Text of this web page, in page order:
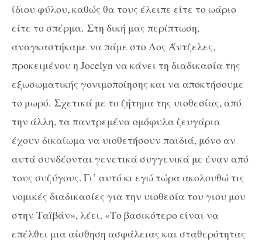
ίδιου φύλου, καθώς θα τους έλειπε είτε το ωάριο
είτε το σπέρμα. Στη δική μας περίπτωση,
αναγκαστήκαμε να πάμε στο Λος Άντζελες,
προκειμένου η Jocelyn να κάνει τη διαδικασία της
εξωσωματικής γονιμοποίησης και να αποκτήσουμε
το μωρό. Σχετικά με το ζήτημα της υιοθεσίας, από
την άλλη, τα παντρεμένα ομόφυλα ζευγάρια
έχουν δικαίωμα να υιοθετήσουν παιδιά, μόνο αν
αυτά συνδέονται γενετικά συγγενικά με έναν από
τους συζύγους. Γι’ αυτό κι εγώ τώρα ακολουθώ τις
νομικές διαδικασίες για την υιοθεσία του γιου μου
στην Ταϊβάν», λέει. «Το βασικότερο είναι να
επέλθει μια αίσθηση ασφάλειας και σταθερότητας